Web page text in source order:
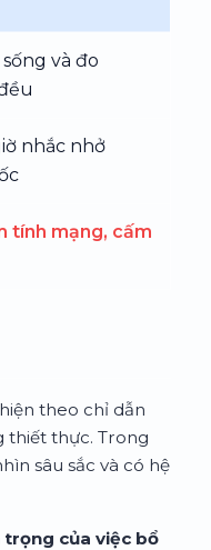
và đo
nhắc nhở
tính mạng, cấm
theo chỉ dẫn
thiết thực. Trong
sâu sắc và có hệ
trọng của việc bổ